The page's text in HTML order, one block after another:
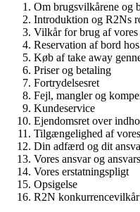
Om brugsvilkårene og
Introduktion og R2Ns
Vilkår for brug af
Reservation af bord
Køb af take away
Priser og betaling
Fortrydelsesret
Fejl, mangler og
Kundeservice
Ejendomsret over
Tilgængelighed af
Din adfærd og dit
Vores ansvar og
Vores erstatningspligt
Opsigelse
R2N konkurrencevilkår